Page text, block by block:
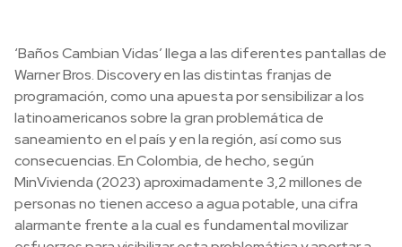
‘Baños Cambian Vidas’ llega a las diferentes pantallas de
Warner Bros. Discovery en las distintas franjas de
programación, como una apuesta por sensibilizar a los
latinoamericanos sobre la gran problemática de
saneamiento en el país y en la región, así como sus
consecuencias. En Colombia, de hecho, según
MinVivienda (2023) aproximadamente 3,2 millones de
personas no tienen acceso a agua potable, una cifra
alarmante frente a la cual es fundamental movilizar